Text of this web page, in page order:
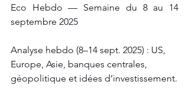
Eco Hebdo — Semaine du 8 au 14
septembre 2025
Analyse hebdo (8–14 sept. 2025) : US,
Europe, Asie, banques centrales,
géopolitique et idées d’investissement.